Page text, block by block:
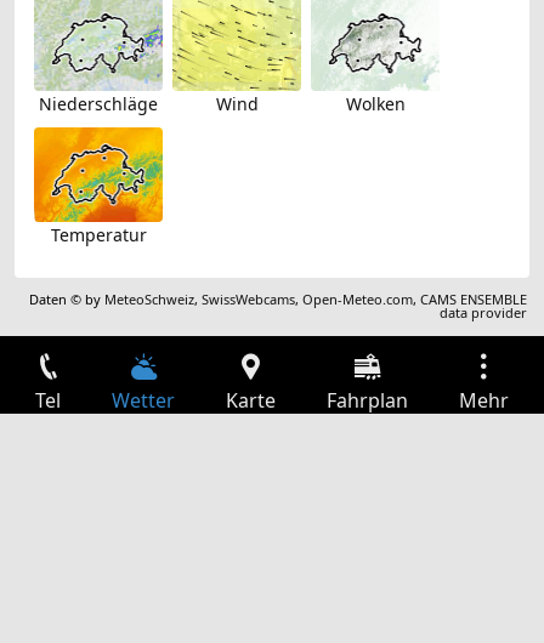
Niederschläge Wind Wolken
Temperatur
Daten © by MeteoSchweiz,SwissWebcams,Open-Meteo.com,CAMS ENSEMBLE
data provider
Tel Wetter Karte Fahrplan Mehr